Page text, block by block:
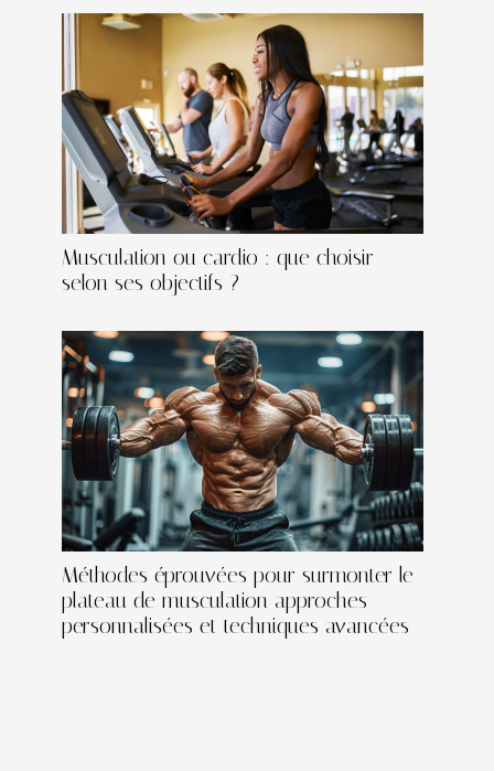
Musculation ou cardio : que choisir
selon ses objectifs ?
Méthodes éprouvées pour surmonter le
plateau de musculation approches
personnalisées et techniques avancées